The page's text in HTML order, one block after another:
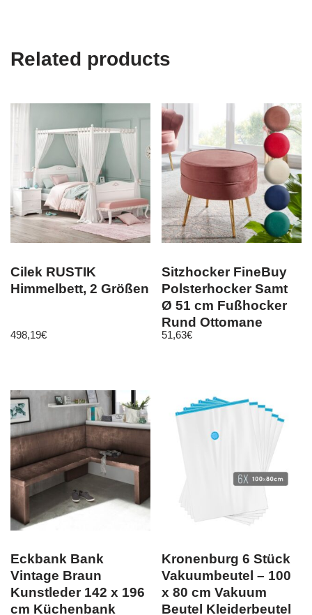
Related products
Cilek RUSTIK
Himmelbett, 2 Größen
498,19€
Sitzhocker FineBuy
Polsterhocker Samt
Ø 51 cm Fußhocker
Rund Ottomane
Hocker
51,63€
Eckbank Bank
Vintage Braun
Kunstleder 142 x 196
cm Küchenbank
Kronenburg 6 Stück
Vakuumbeutel – 100
x 80 cm Vakuum
Beutel Kleiderbeutel